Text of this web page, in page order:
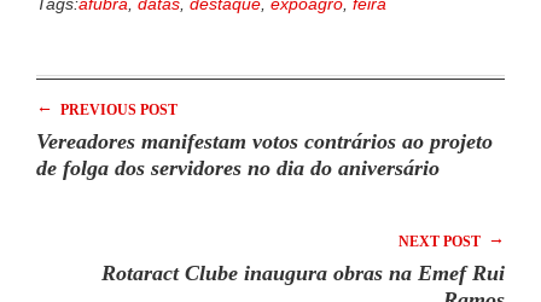
Tags:afubra, datas, destaque, expoagro, feira
← PREVIOUS POST
Vereadores manifestam votos contrários ao projeto
de folga dos servidores no dia do aniversário
NEXT POST →
Rotaract Clube inaugura obras na Emef Rui